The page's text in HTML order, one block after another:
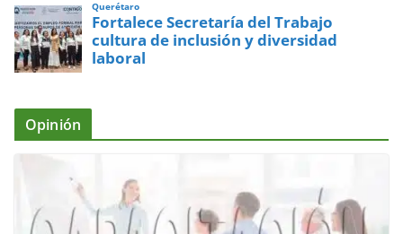
Querétaro
Fortalece Secretaría del Trabajo
cultura de inclusión y diversidad
laboral
Opinión